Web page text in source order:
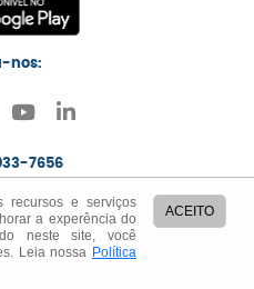
nos:
7656
Segurança
recursos e serviços
a experência do
neste site, você
Leia nossa Política
ACEITO